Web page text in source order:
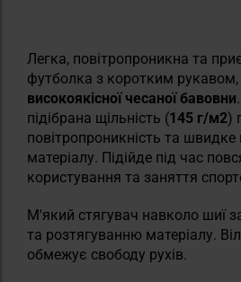
Легка, повітропроникна та
футболка з коротким
високоякісної чесаної бавовни
підібрана щільність (145 г/м2)
повітропроникність та швидке
матеріалу. Підійде під час
користування та заняття
М'який стягувач навколо шиї
та розтягуванню матеріалу.
обмежує свободу рухів.